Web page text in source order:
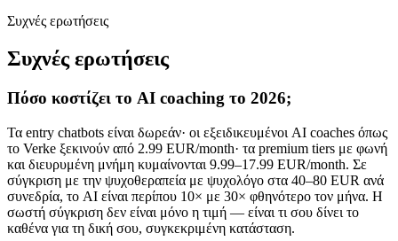
Συχνές ερωτήσεις
Συχνές ερωτήσεις
Πόσο κοστίζει το AI coaching το 2026;
Τα entry chatbots είναι δωρεάν· οι εξειδικευμένοι AI coaches όπως
το Verke ξεκινούν από 2.99 EUR/month· τα premium tiers με φωνή
και διευρυμένη μνήμη κυμαίνονται 9.99–17.99 EUR/month. Σε
σύγκριση με την ψυχοθεραπεία με ψυχολόγο στα 40–80 EUR ανά
συνεδρία, το AI είναι περίπου 10× με 30× φθηνότερο τον μήνα. Η
σωστή σύγκριση δεν είναι μόνο η τιμή — είναι τι σου δίνει το
καθένα για τη δική σου, συγκεκριμένη κατάσταση.